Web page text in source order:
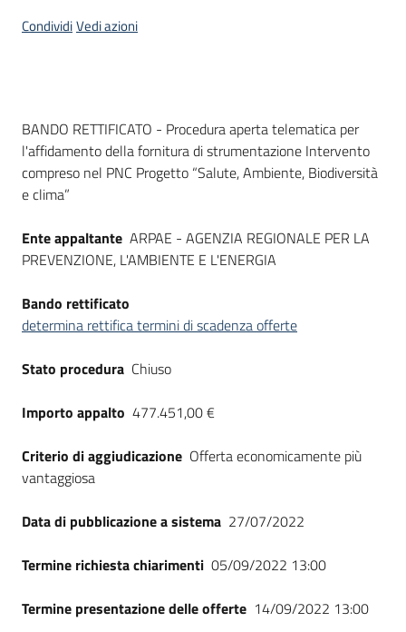
su
CondividiVedi azioni
Dati del bando
BANDO RETTIFICATO - Procedura aperta telematica per
l'affidamento della fornitura di strumentazione Intervento
compreso nel PNC Progetto “Salute, Ambiente, Biodiversità
e clima”
Ente appaltante ARPAE - AGENZIA REGIONALE PER LA
PREVENZIONE, L'AMBIENTE E L'ENERGIA
Bando rettificato
determina rettifica termini di scadenza offerte
Stato procedura Chiuso
Importo appalto 477.451,00 €
Criterio di aggiudicazione Offerta economicamente più
vantaggiosa
Data di pubblicazione a sistema 27/07/2022
Termine richiesta chiarimenti 05/09/2022 13:00
Termine presentazione delle offerte 14/09/2022 13:00